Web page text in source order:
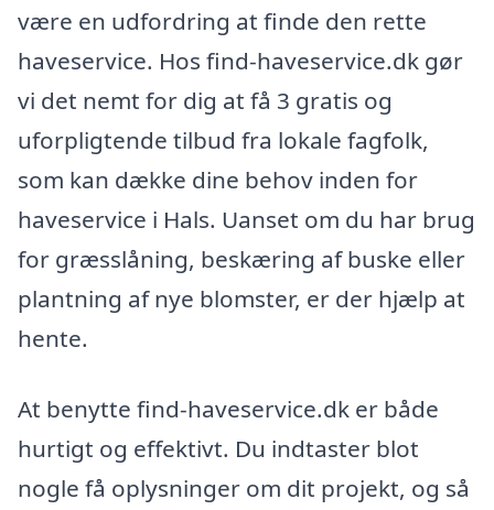
være en udfordring at finde den rette
haveservice. Hos find-haveservice.dk gør
vi det nemt for dig at få 3 gratis og
uforpligtende tilbud fra lokale fagfolk,
som kan dække dine behov inden for
haveservice i Hals. Uanset om du har brug
for græsslåning, beskæring af buske eller
plantning af nye blomster, er der hjælp at
hente.
At benytte find-haveservice.dk er både
hurtigt og effektivt. Du indtaster blot
nogle få oplysninger om dit projekt, og så